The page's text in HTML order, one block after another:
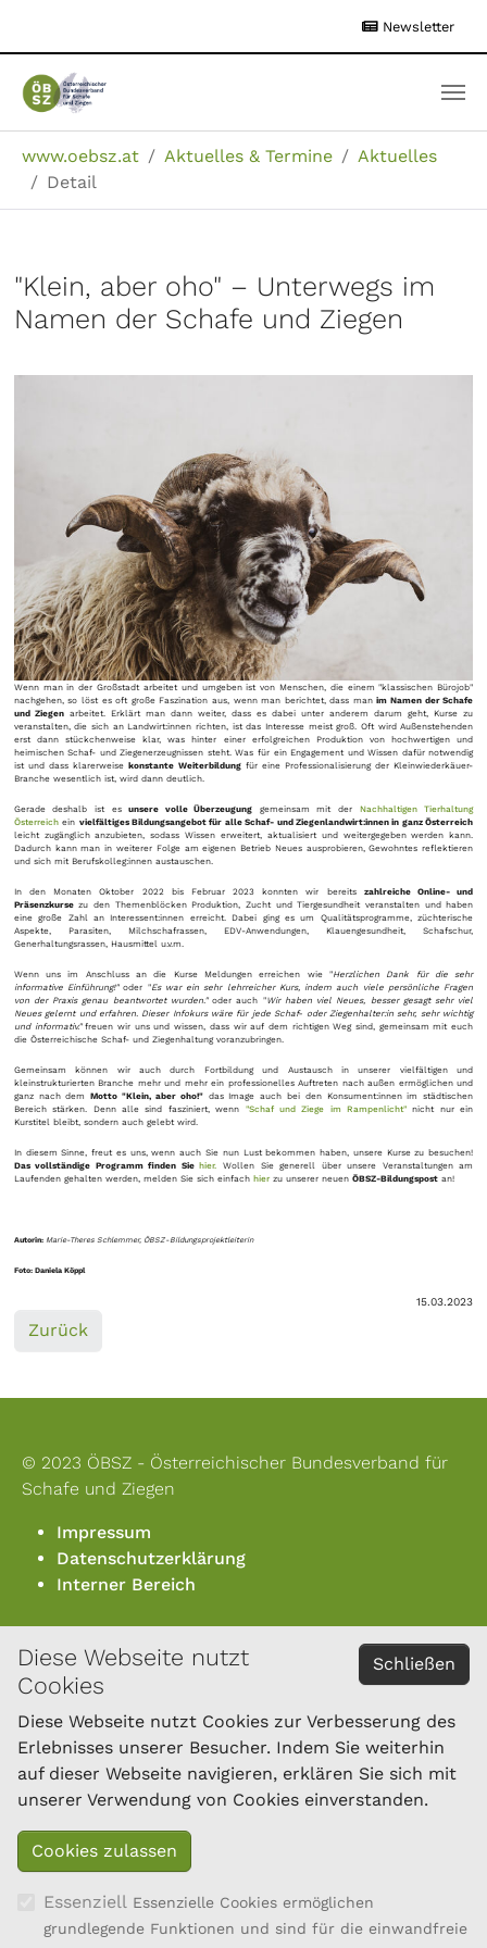
Schließen
Diese Webseite nutzt
Cookies
Diese Webseite nutzt Cookies zur Verbesserung des
Erlebnisses unserer Besucher. Indem Sie weiterhin
auf dieser Webseite navigieren, erklären Sie sich mit
unserer Verwendung von Cookies einverstanden.
Essenziell Essenzielle Cookies ermöglichen
grundlegende Funktionen und sind für die einwandfreie
Newsletter
www.oebsz.at Aktuelles & Termine
Aktuelles
Detail
"Klein, aber oho" – Unterwegs im
Namen der Schafe und Ziegen
Wenn man in der Großstadt arbeitet und umgeben ist von Menschen, die einem "klassischen Bürojob"
nachgehen, so löst es oft große Faszination aus, wenn man berichtet, dass manim Namen der Schafe
und Ziegenarbeitet. Erklärt man dann weiter, dass es dabei unter anderem darum geht, Kurse zu
veranstalten, die sich an Landwirt:innen richten, ist das Interesse meist groß. Oft wird Außenstehenden
erst dann stückchenweise klar, was hinter einer erfolgreichen Produktion von hochwertigen und
heimischen Schaf- und Ziegenerzeugnissen steht. Was für ein Engagement und Wissen dafür notwendig
ist und dass klarerweisekonstante Weiterbildungfür eine Professionalisierung der Kleinwiederkäuer-
Branche wesentlich ist, wird dann deutlich.
Gerade deshalb ist esunsere volle Überzeugung gemeinsam mit der Nachhaltigen Tierhaltung
Österreichein vielfältiges Bildungsangebot für alle Schaf- und Ziegenlandwirt:innen in ganz Österreich
leicht zugänglich anzubieten, sodass Wissen erweitert, aktualisiert und weitergegeben werden kann.
Dadurch kann man in weiterer Folge am eigenen Betrieb Neues ausprobieren, Gewohntes reflektieren
und sich mit Berufskolleg:innen austauschen.
In den Monaten Oktober 2022 bis Februar 2023 konnten wir bereits zahlreiche Online- und
Präsenzkursezu den Themenblöcken Produktion, Zucht und Tiergesundheit veranstalten und haben
eine große Zahl an Interessent:innen erreicht. Dabei ging es um Qualitätsprogramme, züchterische
Aspekte, Parasiten, Milchschafrassen, EDV-Anwendungen, Klauengesundheit, Schafschur,
Generhaltungsrassen, Hausmittel u.v.m.
Wenn uns im Anschluss an die Kurse Meldungen erreichen wie "Herzlichen Dank für die sehr
informative Einführung!"oder "Es war ein sehr lehrreicher Kurs, indem auch viele persönliche Fragen
von der Praxis genau beantwortet wurden."oder auch "Wir haben viel Neues, besser gesagt sehr viel
Neues gelernt und erfahren. Dieser Infokurs wäre für jede Schaf- oder Ziegenhalter:in sehr, sehr wichtig
und informativ."freuen wir uns und wissen, dass wir auf dem richtigen Weg sind, gemeinsam mit euch
die Österreichische Schaf- und Ziegenhaltung voranzubringen.
Gemeinsam können wir auch durch Fortbildung und Austausch in unserer vielfältigen und
kleinstrukturierten Branche mehr und mehr ein professionelles Auftreten nach außen ermöglichen und
ganz nach demMotto "Klein, aber oho!"das Image auch bei den Konsument:innen im städtischen
Bereich stärken. Denn alle sind fasziniert, wenn "Schaf und Ziege im Rampenlicht"nicht nur ein
Kurstitel bleibt, sondern auch gelebt wird.
In diesem Sinne, freut es uns, wenn auch Sie nun Lust bekommen haben, unsere Kurse zu besuchen!
Das vollständige Programm finden Siehier. Wollen Sie generell über unsere Veranstaltungen am
Laufenden gehalten werden, melden Sie sich einfach hierzu unserer neuen ÖBSZ-Bildungspostan!
Autorin: Marie-Theres Schlemmer, ÖBSZ-Bildungsprojektleiterin
Foto: Daniela Köppl
15.03.2023
Zurück
© 2023 ÖBSZ - Österreichischer Bundesverband für
Schafe und Ziegen
Impressum
Datenschutzerklärung
Interner Bereich
KONTAKT
Österreichischer Bundesverband für Schafe und
Ziegen
Dresdner Straße 89/B1/18
1200 Wien
Tel.: 01/334 17 21-40